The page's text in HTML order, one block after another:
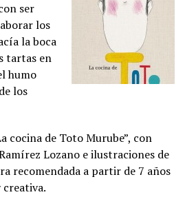
ser
los
la boca
tartas en
humo
los
cocina de Toto Murube”, con
Lozano e ilustraciones de
recomendada a partir de 7 años